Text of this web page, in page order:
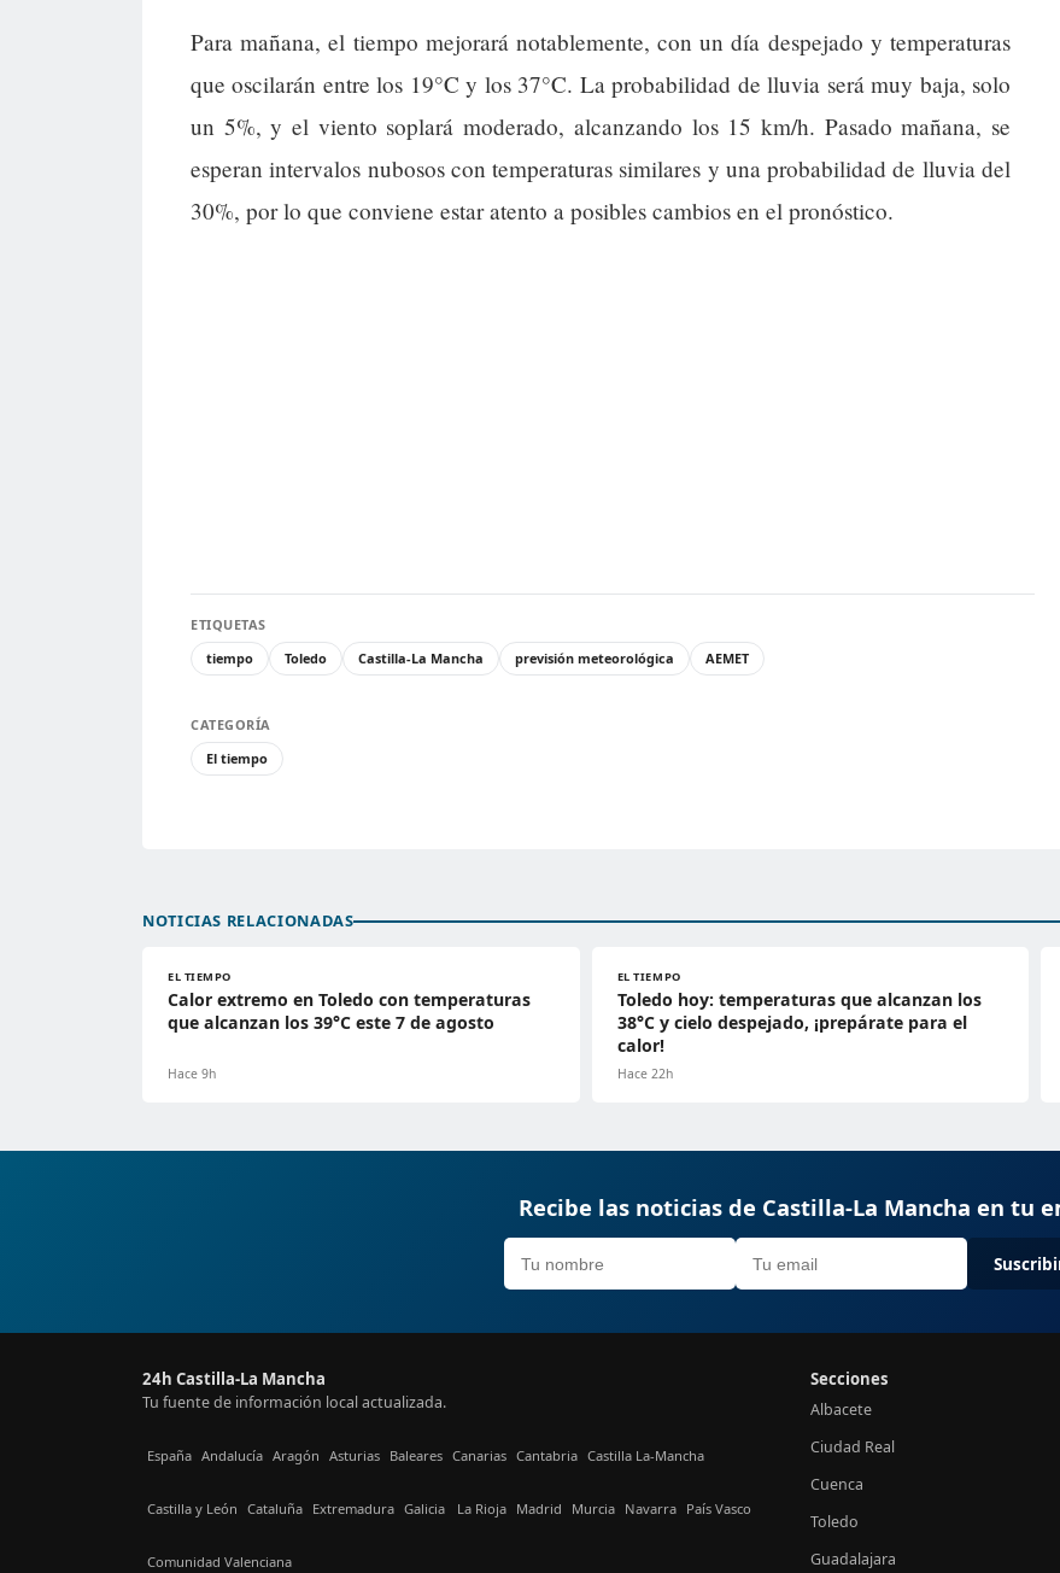
Para mañana, el tiempo mejorará notablemente, con un día despejado y temperaturas
que oscilarán entre los 19°C y los 37°C. La probabilidad de lluvia será muy baja, solo
un 5%, y el viento soplará moderado, alcanzando los 15 km/h. Pasado mañana, se
esperan intervalos nubosos con temperaturas similares y una probabilidad de lluvia del
30%, por lo que conviene estar atento a posibles cambios en el pronóstico.
ETIQUETAS
tiempo
Toledo Castilla-La Mancha previsión meteorológica AEMET
CATEGORÍA
El tiempo
NOTICIAS RELACIONADAS
EL TIEMPO
Calor extremo en Toledo con temperaturas
que alcanzan los 39°C este 7 de agosto
Hace 9h
EL TIEMPO
Toledo hoy: temperaturas que alcanzan los
38°C y cielo despejado, ¡prepárate para el
calor!
Hace 22h
Recibe las noticias de Castilla-La Mancha en tu
24h Castilla-La Mancha
Tu fuente de información local actualizada.
España Andalucía Aragón Asturias Baleares Canarias Cantabria Castilla La-Mancha
Castilla y León Cataluña Extremadura Galicia La Rioja Madrid Murcia Navarra País Vasco
Comunidad Valenciana
Secciones
Albacete
Ciudad Real
Cuenca
Toledo
Guadalajara